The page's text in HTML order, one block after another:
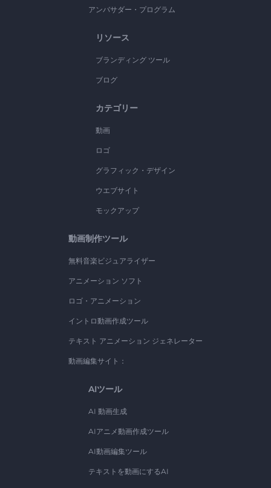
アンバサダー・プログラム
リソース
ブランディング ツール
ブログ
カテゴリー
動画
ロゴ
グラフィック・デザイン
ウエブサイト
モックアップ
動画制作ツール
無料音楽ビジュアライザー
アニメーション ソフト
ロゴ・アニメーション
イントロ動画作成ツール
テキスト アニメーション ジェネレーター
動画編集サイト：
AIツール
AI 動画生成
AIアニメ動画作成ツール
AI動画編集ツール
テキストを動画にするAI